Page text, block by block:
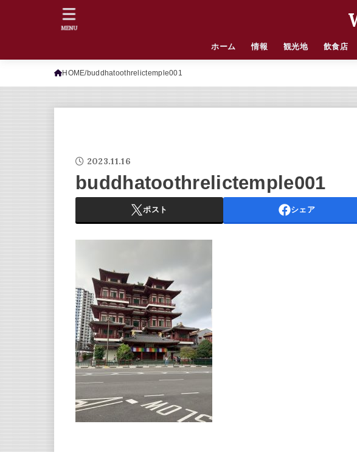
ホーム 情報 観光地 飲食店
MENU
HOME buddhatoothrelictemple001
2023.11.16
buddhatoothrelictemple001
ポスト シェア